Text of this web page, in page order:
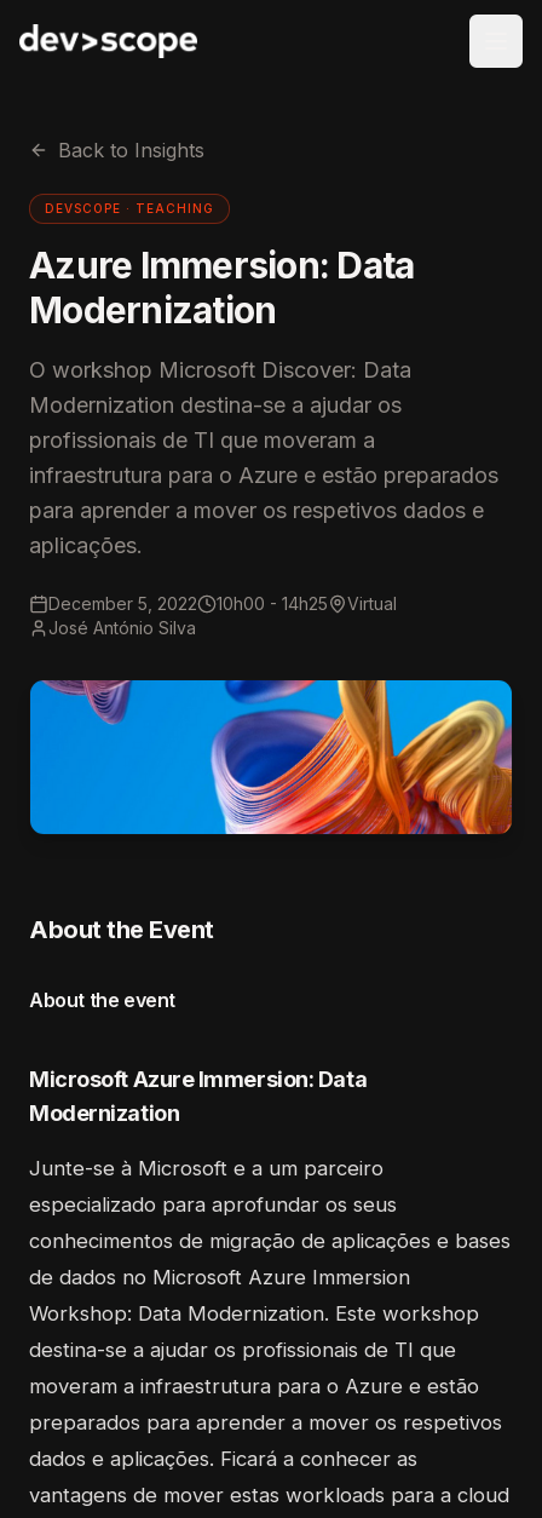
Back to Insights
DEVSCOPE · TEACHING
Azure Immersion: Data
Modernization
O workshop Microsoft Discover: Data
Modernization destina-se a ajudar os
profissionais de TI que moveram a
infraestrutura para o Azure e estão preparados
para aprender a mover os respetivos dados e
aplicações.
December 5, 2022 10h00 - 14h25
Virtual
José António Silva
About the Event
About the event
Microsoft Azure Immersion: Data
Modernization
Junte-se à Microsoft e a um parceiro
especializado para aprofundar os seus
conhecimentos de migração de aplicações e bases
de dados no Microsoft Azure Immersion
Workshop: Data Modernization. Este workshop
destina-se a ajudar os profissionais de TI que
moveram a infraestrutura para o Azure e estão
preparados para aprender a mover os respetivos
dados e aplicações. Ficará a conhecer as
vantagens de mover estas workloads para a cloud